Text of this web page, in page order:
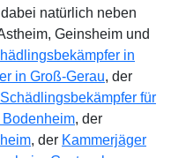
natürlich neben
Geinsheim und
in
in Groß-Gerau, der
Schädlingsbekämpfer für
Bodenheim, der
, der Kammerjäger